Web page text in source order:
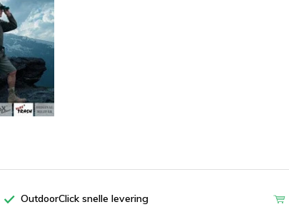
OutdoorClick snelle levering